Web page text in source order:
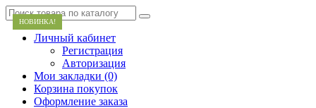
Личный кабинет
Регистрация
Авторизация
Мои закладки (0)
Корзина покупок
Оформление заказа
НОВИНКА!